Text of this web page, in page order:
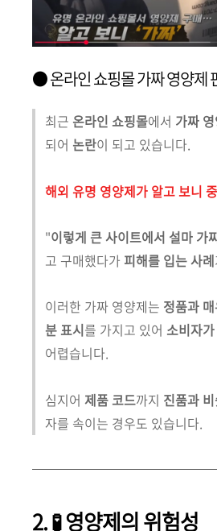
● 온라인 쇼핑몰 가짜 영양제
최근 온라인 쇼핑몰에서 가짜
되어 논란이 되고 있습니다.
해외 유명 영양제가 알고 보니
"이렇게 큰 사이트에서 설마 가
고 구매했다가 피해를 입는 사례
이러한 가짜 영양제는 정품과
분 표시를 가지고 있어 소비자
어렵습니다.
심지어 제품 코드까지 진품과
자를 속이는 경우도 있습니다.
2. 🧪 영양제의 위험성